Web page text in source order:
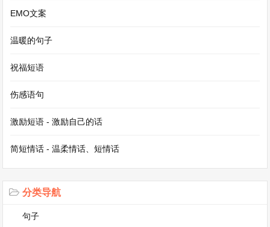
纯粹的热爱，都能成为高考作文中关于梦想、热爱
和成长的素材。他在面对竞争压力时的从容，在取
此外，航天领域的发展也是2022年高考作文素材
了中国航天科技的巨大进步。翟志刚、王亚平、叶
未知的勇敢挑战。他们在太空站进行的一系列科学
实验，体现了科技创新与合作的重要性。这一素材
EMO文案
温暖的句子
祝福短语
伤感语句
激励短语 - 激励自己的话
简短情话 - 温柔情话、短情话
分类导航
句子